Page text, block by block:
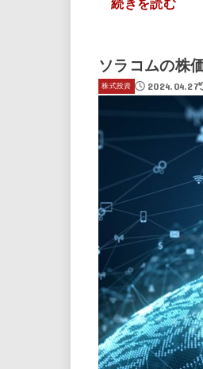
ソラコムの株
株式投資 2024.04.27